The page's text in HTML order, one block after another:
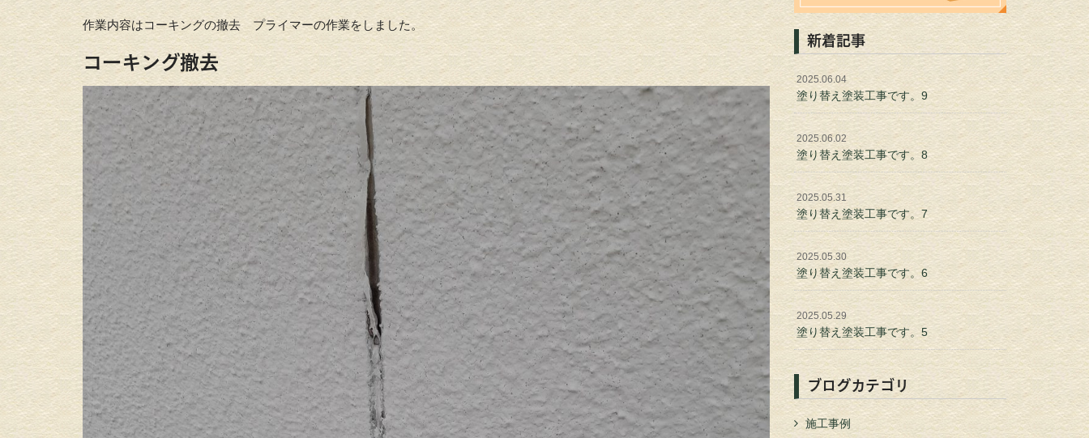
作業内容はコーキングの撤去 プライマーの作業をしました。
コーキング撤去
新着記事
2025.06.04
塗り替え塗装工事です。9
2025.06.02
塗り替え塗装工事です。8
2025.05.31
塗り替え塗装工事です。7
2025.05.30
塗り替え塗装工事です。6
2025.05.29
塗り替え塗装工事です。5
ブログカテゴリ
施工事例